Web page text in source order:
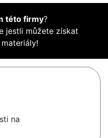
této firmy?
jestli můžete získat
na